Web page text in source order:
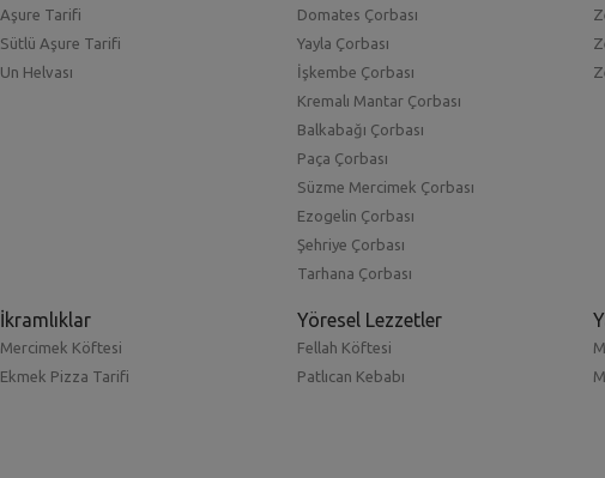
Aşure Tarifi
Sütlü Aşure Tarifi
Un Helvası
Domates Çorbası
Yayla Çorbası
İşkembe Çorbası
Kremalı Mantar Çorbası
Balkabağı Çorbası
Paça Çorbası
Süzme Mercimek Çorbası
Ezogelin Çorbası
Şehriye Çorbası
Tarhana Çorbası
İkramlıklar
Mercimek Köftesi
Ekmek Pizza Tarifi
Yöresel Lezzetler
Fellah Köftesi
Patlıcan Kebabı